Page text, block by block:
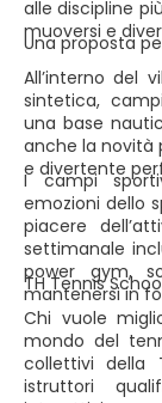
alle discipline
muoversi e
Una proposta
All’interno del
sintetica,
una base
anche la novità
e divertente
I campi
emozioni dello
piacere
settimanale
power gym,
mantenersi in
TH Tennis
Chi vuole
mondo del
collettivi della
istruttori